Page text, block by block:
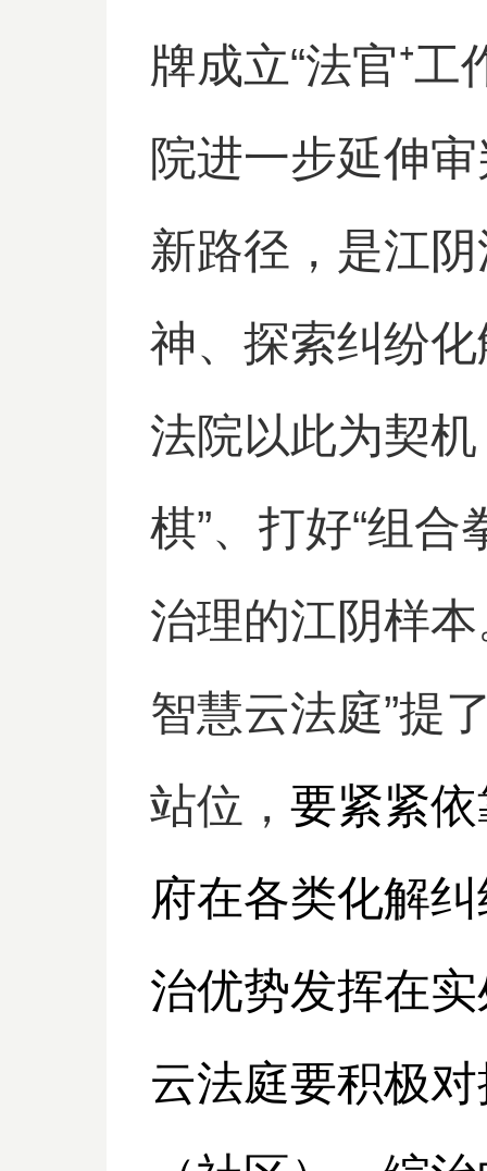
牌成立“法官⁺
院进一步延伸
新路径，是江
神、探索纠纷
法院以此为契
棋”、打好“组
治理的江阴样本
智慧云法庭”提
站位， 要紧紧
府在各类化解
治优势发挥在
云法庭要积极